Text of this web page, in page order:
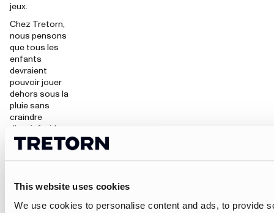
This website uses cookies
We use cookies to personalise content and ads, to provide
jeux.
Chez Tretorn,
nous pensons
que tous les
enfants
devraient
pouvoir jouer
dehors sous la
pluie sans
craindre
d’avoir froid ou
les pieds
mouillés. C’est
pourquoi
bottes sont
imperméables.